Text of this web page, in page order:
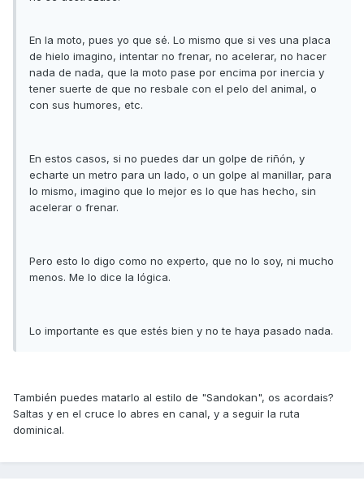
En la moto, pues yo que sé. Lo mismo que si ves una placa
de hielo imagino, intentar no frenar, no acelerar, no hacer
nada de nada, que la moto pase por encima por inercia y
tener suerte de que no resbale con el pelo del animal, o
con sus humores, etc.
En estos casos, si no puedes dar un golpe de riñón, y
echarte un metro para un lado, o un golpe al manillar, para
lo mismo, imagino que lo mejor es lo que has hecho, sin
acelerar o frenar.
Pero esto lo digo como no experto, que no lo soy, ni mucho
menos. Me lo dice la lógica.
Lo importante es que estés bien y no te haya pasado nada.
También puedes matarlo al estilo de "Sandokan", os acordais?
Saltas y en el cruce lo abres en canal, y a seguir la ruta
dominical.